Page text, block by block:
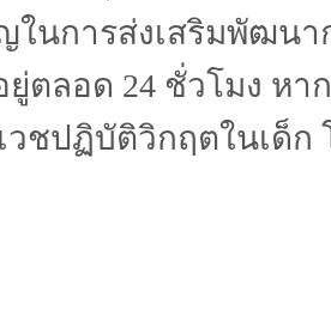
การส่งเสริมพัฒนา
ลอด 24 ชั่วโมง หา
เวชปฏิบัติวิกฤตในเ